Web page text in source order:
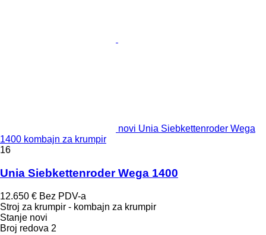
novi Unia Siebkettenroder Wega
1400 kombajn za krumpir
16
Unia Siebkettenroder Wega 1400
12.650 € Bez PDV-a
Stroj za krumpir - kombajn za krumpir
Stanje novi
Broj redova 2